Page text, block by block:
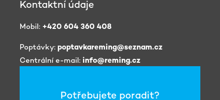
Kontaktní údaje
Mobil: +420 604 360 408
Poptávky: poptavkareming@seznam.cz
Centrální e-mail: info@reming.cz
Potřebujete poradit?